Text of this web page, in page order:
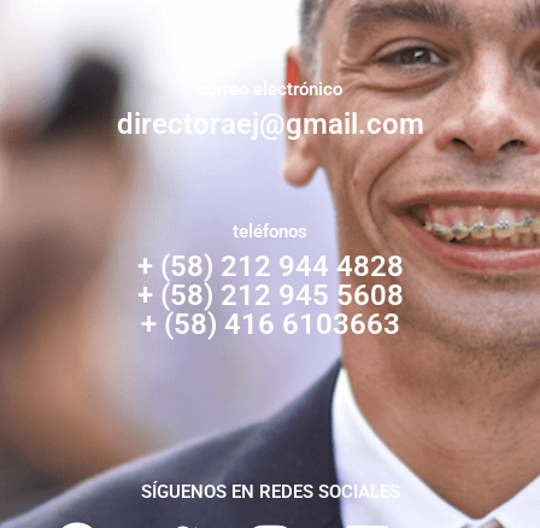
correo electrónico
directoraej@gmail.com
teléfonos
+ (58) 212 944 4828
+ (58) 212 945 5608
+ (58) 416 6103663
SÍGUENOS EN REDES SOCIALES